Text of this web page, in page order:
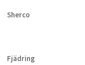
Sherco
Fjädring